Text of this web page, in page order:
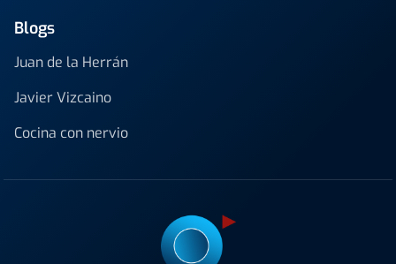
Blogs
Juan de la Herrán
Javier Vizcaino
Cocina con nervio